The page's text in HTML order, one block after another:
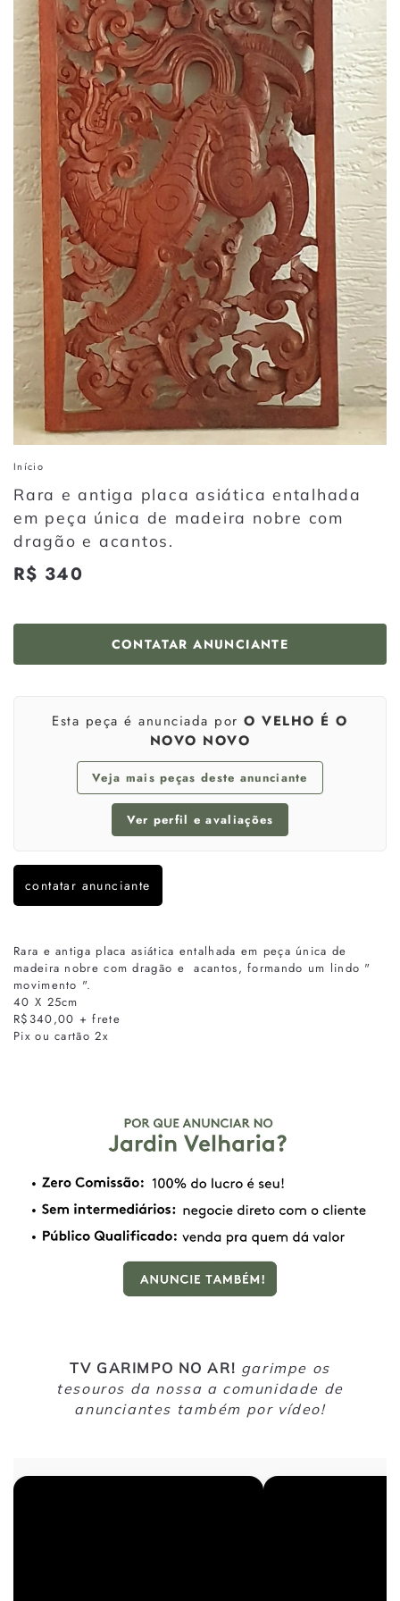
Início
Rara e antiga placa asiática entalhada
em peça única de madeira nobre com
dragão e acantos.
Preço
normal
R$ 340
CONTATAR ANUNCIANTE
Esta peça é anunciada porO VELHO É O
NOVO NOVO
Veja mais peças deste anunciante
Ver perfil e avaliações
contatar anunciante
Rara e antiga placa asiática entalhada em peça única de
madeira nobre com dragão e acantos, formando um lindo "
movimento ".
40 X 25cm
R$340,00 + frete
Pix ou cartão 2x
TV GARIMPO NO AR! garimpe os
tesouros da nossa a comunidade de
anunciantes também por vídeo!